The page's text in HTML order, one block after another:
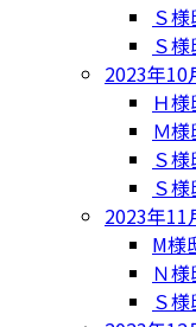
Ｓ
Ｓ
2023年10
Ｈ
Ｍ様
Ｓ
Ｓ
2023年11
M様
Ｎ
Ｓ